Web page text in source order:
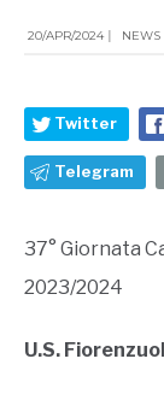
20/APR/2024 NEWS
Twitter
Telegram
37° Giornata
2023/2024
U.S.